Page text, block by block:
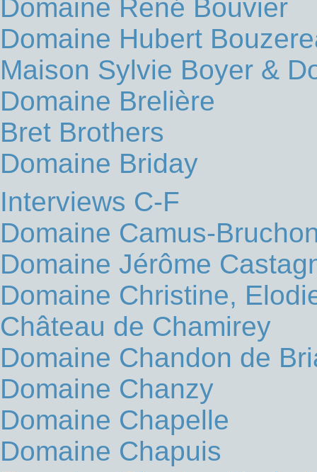
Domaine René Bouvier
Domaine Hubert
Maison Sylvie Boyer &
Domaine Brelière
Bret Brothers
Domaine Briday
Interviews C-F
Domaine Camus-
Domaine Jérôme
Domaine Christine,
Château de Chamirey
Domaine Chandon de
Domaine Chanzy
Domaine Chapelle
Domaine Chapuis